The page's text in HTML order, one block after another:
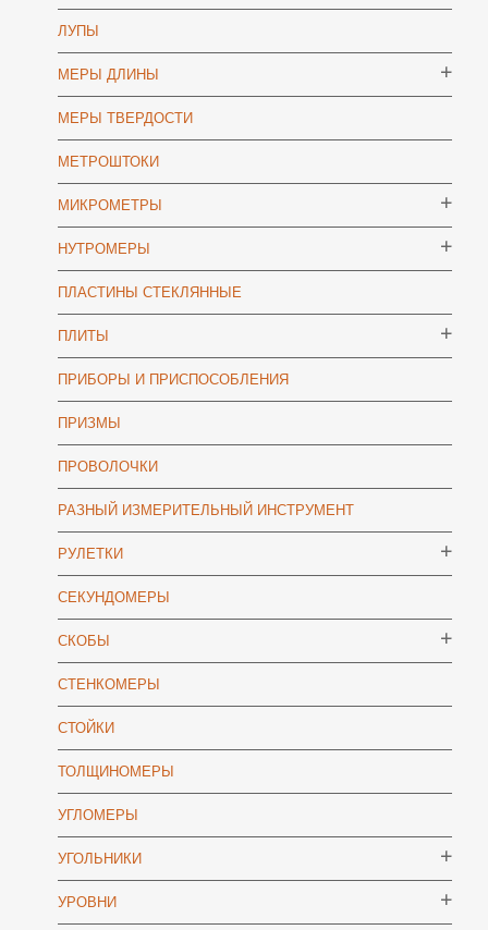
ЛУПЫ
МЕРЫ ДЛИНЫ
МЕРЫ ТВЕРДОСТИ
МЕТРОШТОКИ
МИКРОМЕТРЫ
НУТРОМЕРЫ
ПЛАСТИНЫ СТЕКЛЯННЫЕ
ПЛИТЫ
ПРИБОРЫ И ПРИСПОСОБЛЕНИЯ
ПРИЗМЫ
ПРОВОЛОЧКИ
РАЗНЫЙ ИЗМЕРИТЕЛЬНЫЙ ИНСТРУМЕНТ
РУЛЕТКИ
СЕКУНДОМЕРЫ
СКОБЫ
СТЕНКОМЕРЫ
СТОЙКИ
ТОЛЩИНОМЕРЫ
УГЛОМЕРЫ
УГОЛЬНИКИ
УРОВНИ